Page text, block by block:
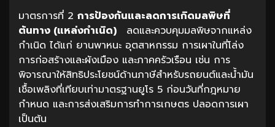
มาตรการที่ 2 การป้องกันและลดการเกิดมลพิษที่
ต้นทาง (แหล่งกำเนิด)
ลดและควบคุมมลพิษจากแหล่ง
กำเนิด ได้แก่ ยานพาหนะ อุตสาหกรรม การเผาในที่โล่ง
การก่อสร้างและผังเมือง และภาคครัวเรือน เช่น การ
พิจารณาให้สิทธิประโยชน์ด้านภาษีสำหรับรถยนต์และน้ำมัน
เชื้อเพลิงที่เทียบเท่ามาตรฐานยูโร 5 ก่อนวันที่กฎหมาย
กำหนด และการส่งเสริมการทำการเกษตร ปลอดการเผา
เป็นต้น